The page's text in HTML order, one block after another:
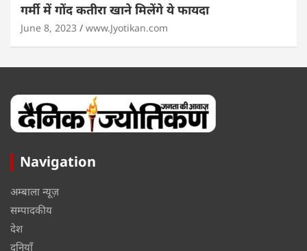
गर्मी में गोंद कतीरा खाने मिलेंगे ये फायदा
June 8, 2023 www.Jyotikan.com
Navigation
अम्बाला न्यूज़
सम्पादकीय
देश
दुनियाँ